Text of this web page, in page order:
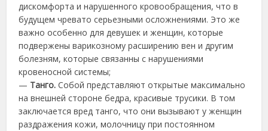
дискомфорта и нарушенного кровообращения, что в
будущем чревато серьезными осложнениями. Это же
важно особенно для девушек и женщин, которые
подвержены варикозному расширению вен и другим
болезням, которые связанны с нарушениями
кровеносной системы;
— Танго. Собой представляют открытые максимально
на внешней стороне бедра, красивые трусики. В том
заключается вред танго, что они вызывают у женщин
раздражения кожи, молочницу при постоянном